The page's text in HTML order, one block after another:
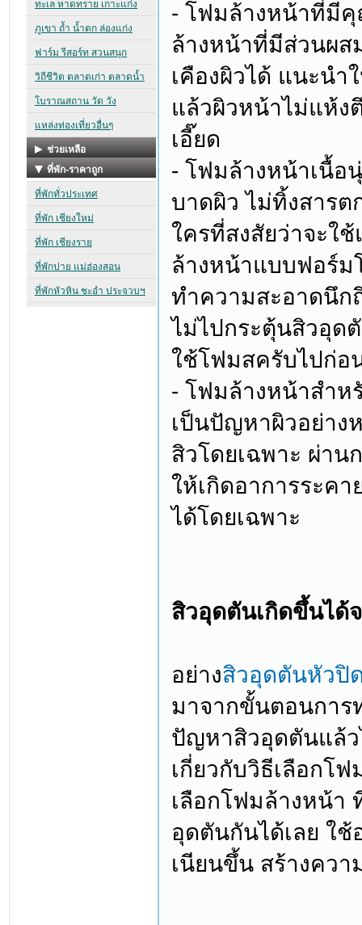
- โฟมล้างหน้าที่มีคุ
ล้างหน้าที่มีส่วนผส
เคืองผิวได้ แนะนำ
แล้วผิวหน้าไม่แห้ง
เอี๊ยด
- โฟมล้างหน้าเนื้อ
บาดผิว ไม่ทิ้งสาร
ใครที่สงสัยว่าจะใ
ล้างหน้าแบบฟอร์ม
ทำความสะอาดนึก
ไม่ไปกระตุ้นสิวอุด
ใช้โฟมสครับไปก่อ
- โฟมล้างหน้าสำห
เป็นปัญหาผิวอย่าง
สิวโดยเฉพาะ ผ่าน
ให้เกิดอาการระค
ได้โดยเฉพาะ
สิวอุดตันเกิดขึ้นได้
อย่างสิวอุดตันหัวปิ
มาจากขั้นตอนการ
ปัญหาสิวอุดตันแล้ว
เกี่ยวกับวิธีเลือกโ
เลือกโฟมล้างหน้า
อุดตันกันได้เลย ใช้
เนียนขึ้น สร้างคว